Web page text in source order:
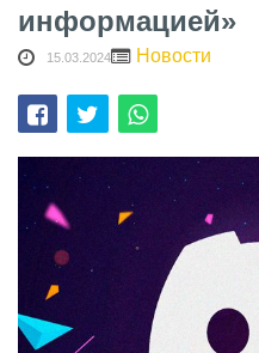
информацией»
15.03.2024 Новости